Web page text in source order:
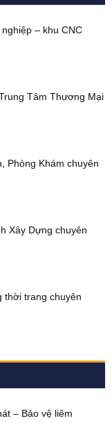
– khu CNC
Tâm Thương Mại
Phòng Khám chuyên
Xây Dựng chuyên
thời trang chuyên
– Bảo vệ liêm